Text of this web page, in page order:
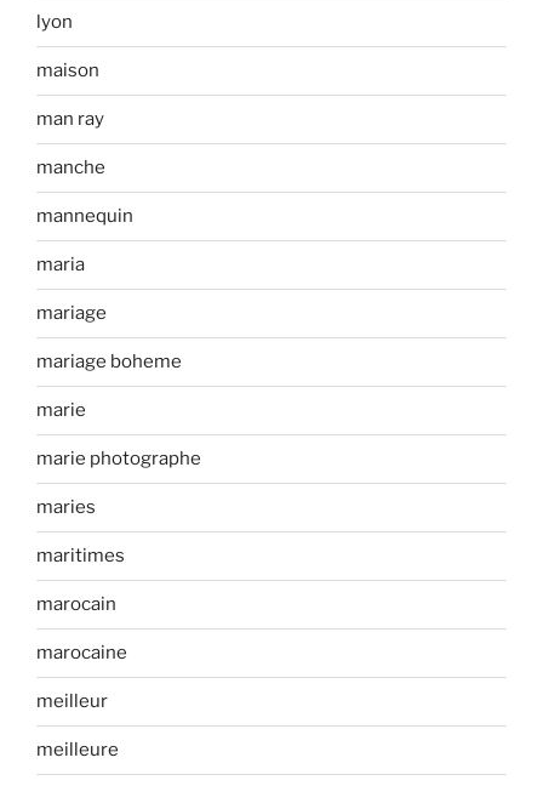
lyon
maison
man ray
manche
mannequin
maria
mariage
mariage boheme
marie
marie photographe
maries
maritimes
marocain
marocaine
meilleur
meilleure